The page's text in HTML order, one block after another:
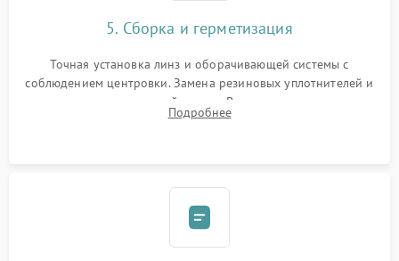
5. Сборка и герметизация
Точная установка линз и оборачивающей системы с
соблюдением центровки. Замена резиновых уплотнителей и
нанесение влагозащитной смазки. Вакуумирование корпуса
и заполнение его осушенным азотом или аргоном для
Подробнее